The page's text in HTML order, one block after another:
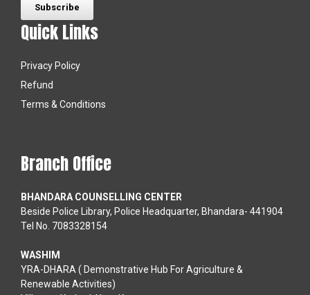
Quick Links
Privacy Policy
Refund
Terms & Conditions
Branch Office
BHANDARA COUNSELLING CENTER
Beside Police Library, Police Headquarter, Bhandara- 441904
Tel No. 7083328154
WASHIM
YRA-DHARA ( Demonstrative Hub For Agriculture &
Renewable Activities)